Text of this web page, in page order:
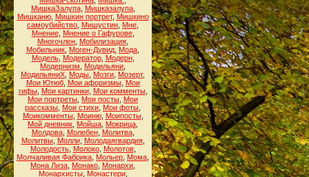
МишкаЗалупа, Мишказалупа,
Мишканю, Мишкин портрет, Мишкино
самоубийство Мишустин Мне
Мнение, Мнение о Гафурове,
Многочлен Мобилизация
Мобильник Моген-Дувид Мода
Модель, Модератор, Модерн,
Модернизм
Модильяни
МодильяниХ Моды Мозги Мозерт,
Мои Ютюб, Мои афоризмы, Мои
гифы, Мои картинки, Мои комменты,
Мои портреты Мои посты Мои
рассказы Мои стихи Мои фоты
Моикомменты, Моиню, Моипосты,
Мой дневник Мойша Мокрица
Молдова, Молебен, Молитва,
Молитвы, Молли, Молодаягвардия,
Молодость, Молоко, Молотов,
Молчаливая Фабрика Мольер Мома
Мона Лиза Монако Монархи
Монархисты, Монастери,